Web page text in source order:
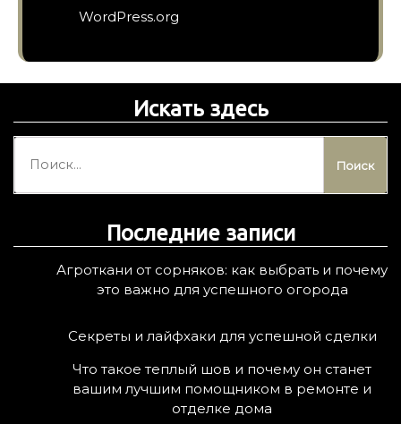
WordPress.org
Искать здесь
й
Последние записи
Агроткани от сорняков: как выбрать и почему
это важно для успешного огорода
Секреты и лайфхаки для успешной сделки
Что такое теплый шов и почему он станет
вашим лучшим помощником в ремонте и
отделке дома